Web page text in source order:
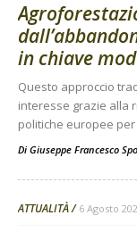
in chiave
Questo approccio
interesse grazie alla
politiche europee
Di Giuseppe Francesco
ATTUALITÀ 6 Agosto